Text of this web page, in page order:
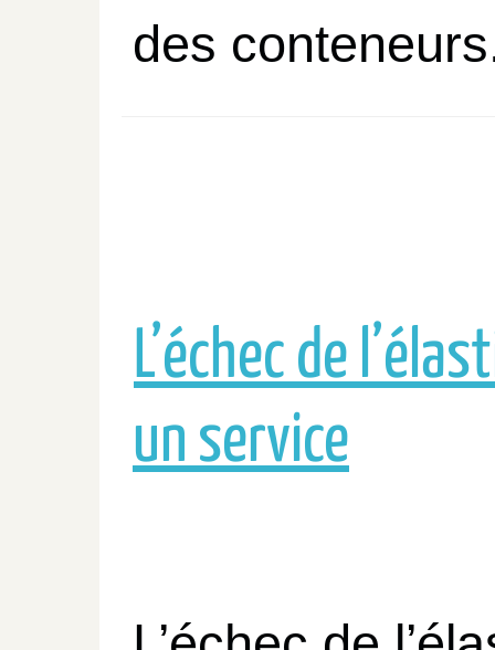
des
L’échec de
un service